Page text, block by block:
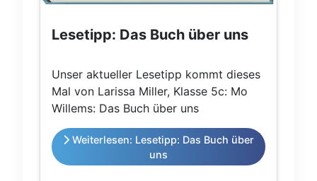
Lesetipp: Das Buch über uns
Unser aktueller Lesetipp kommt dieses
Mal von Larissa Miller, Klasse 5c: Mo
Willems: Das Buch über uns
uns